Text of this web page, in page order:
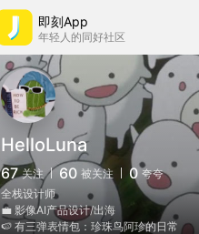
即刻App
年轻人的同好社区
HelloLuna
67 关注 60 被关注 0 夸夸
全栈设计师
💼 影像AI产品设计/出海
🍉 有三弹表情包：珍珠鸟阿珍的日常